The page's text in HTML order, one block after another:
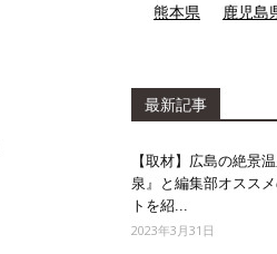
熊本県 鹿児島
最新記事
【取材】広島の絶景
泉』と編集部オスス
トを紹...
2023年3月31日